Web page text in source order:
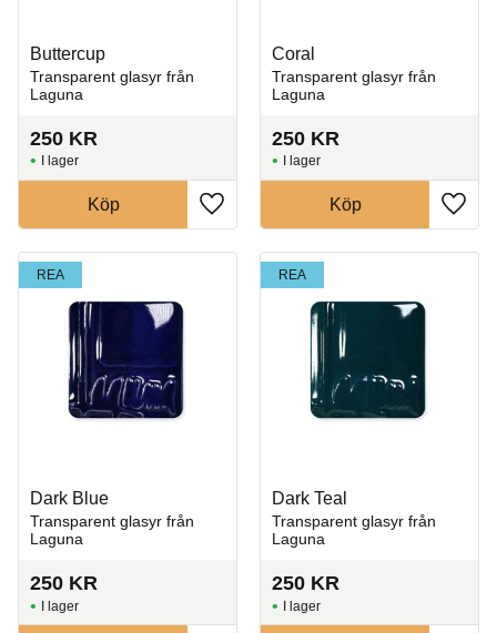
Buttercup
Transparent glasyr från
Laguna
250 KR
Lägg till i favoriter
I lager
Köp
Coral
Transparent glasyr från
Laguna
250 KR
Lägg
I lager
Köp
Dark Blue
Transparent glasyr från
Laguna
250 KR
REA
I lager
Dark Teal
Transparent glasyr från
Laguna
250 KR
REA
I lager